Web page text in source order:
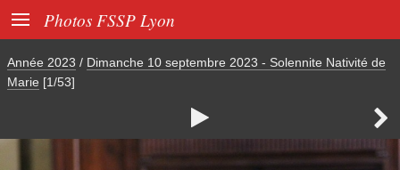
 Photos FSSP Lyon
Année 2023 / Dimanche 10 septembre 2023 - Solennite Nativité de
Marie [1/53]
 